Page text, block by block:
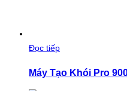
Đọc tiếp
Máy Tạo Khói Pro